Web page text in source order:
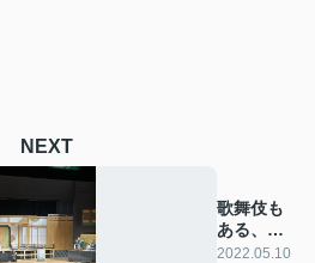
NEXT
歌舞伎も
ある、中
津川市
2022.05.10